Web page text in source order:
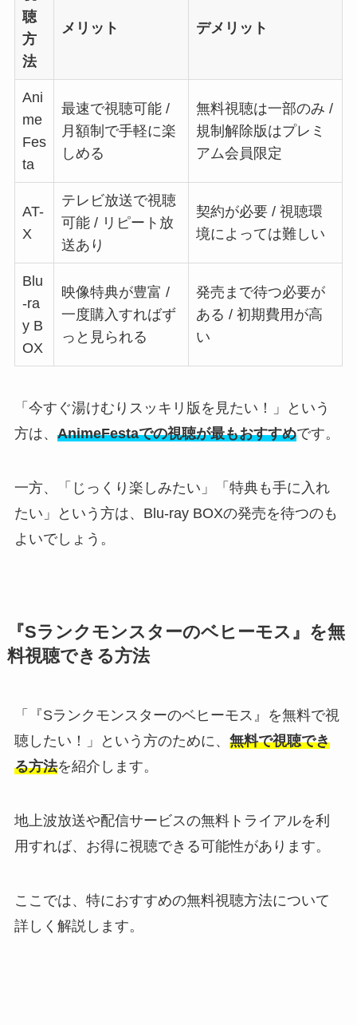
聴
方
法
メリット デメリット
Ani
me
Fes
ta
最速で視聴可能 /
月額制で手軽に楽
しめる
無料視聴は一部のみ /
規制解除版はプレミ
アム会員限定
AT-
X
テレビ放送で視聴
可能 / リピート放
送あり
契約が必要 / 視聴環
境によっては難しい
Blu
-ra
y B
OX
映像特典が豊富 /
一度購入すればず
っと見られる
発売まで待つ必要が
ある / 初期費用が高
い
「今すぐ湯けむりスッキリ版を見たい！」という
方は、 AnimeFestaでの視聴が最もおすすめです。
一方、「じっくり楽しみたい」「特典も手に入れ
たい」という方は、Blu-ray BOXの発売を待つのも
よいでしょう。
『Sランクモンスターのベヒーモス』を無
料視聴できる方法
「『Sランクモンスターのベヒーモス』を無料で視
聴したい！」という方のために、 無料で視聴でき
る方法を紹介します。
地上波放送や配信サービスの無料トライアルを利
用すれば、お得に視聴できる可能性があります。
ここでは、特におすすめの無料視聴方法について
詳しく解説します。